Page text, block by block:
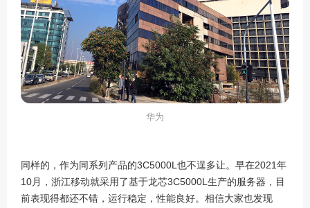
华为
同样的，作为同系列产品的3C5000L 也不逞多让。早在2021年
10月，浙江移动就采用了基于龙芯3C5000L 生产的服务器，目
前表现得都还不错，运行稳定，性能良好。相信大家也发现